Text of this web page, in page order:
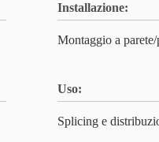
Installazione:
Montaggio a
Uso:
Splicing e